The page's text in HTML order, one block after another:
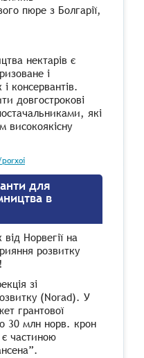
пюре з Болгарії,
нектарів є
і
консервантів.
довгострокові
які
високоякісну
для
в
Норвегії на
розвитку
зі
(Norad). У
грантової
30 млн норв. крон
частиною